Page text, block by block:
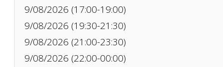
9/08/2026 (17:00-19:00)
9/08/2026 (19:30-21:30)
9/08/2026 (21:00-23:30)
9/08/2026 (22:00-00:00)